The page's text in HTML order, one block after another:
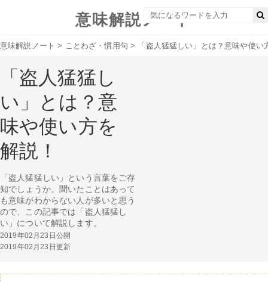
意味解説ノート
意味解説ノート > ことわざ・慣用句 > 「盗人猛猛しい」とは？意味や使い
「盗人猛猛し
い」とは？意
味や使い方を
解説！
「盗人猛猛しい」という言葉をご存
知でしょうか。聞いたことはあって
も意味がわからない人が多いと思う
ので、この記事では「盗人猛猛し
い」について解説します。
2019年02月23日公開
2019年02月23日更新